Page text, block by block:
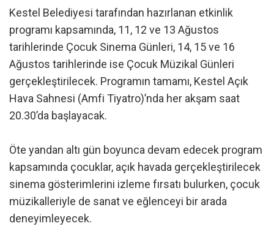
Kestel Belediyesi tarafından hazırlanan etkinlik
programı kapsamında, 11, 12 ve 13 Ağustos
tarihlerinde Çocuk Sinema Günleri, 14, 15 ve 16
Ağustos tarihlerinde ise Çocuk Müzikal Günleri
gerçekleştirilecek. Programın tamamı, Kestel Açık
Hava Sahnesi (Amfi Tiyatro)’nda her akşam saat
20.30’da başlayacak.
Öte yandan altı gün boyunca devam edecek program
kapsamında çocuklar, açık havada gerçekleştirilecek
sinema gösterimlerini izleme fırsatı bulurken, çocuk
müzikalleriyle de sanat ve eğlenceyi bir arada
deneyimleyecek.